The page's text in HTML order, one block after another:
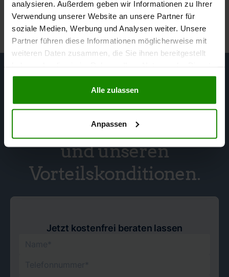
analysieren. Außerdem geben wir Informationen zu Ihrer
Verwendung unserer Website an unsere Partner für
soziale Medien, Werbung und Analysen weiter. Unsere
Partner führen diese Informationen möglicherweise mit
weiteren Daten zusammen, die Sie ihnen bereitgestellt
gesammelt haben.
Alle zulassen
Anpassen
gemäß der Beleihungswertverordnung (BelWertV).
Profitieren Sie ab sofort
von dieser Erfahrung
und unseren
Vorteilskonditionen.
Jetzt kostenfrei beraten lassen